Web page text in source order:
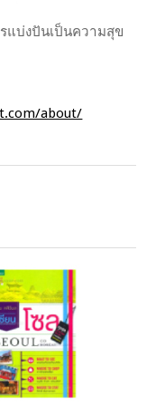
แบ่งปันเป็นความสุข
about/